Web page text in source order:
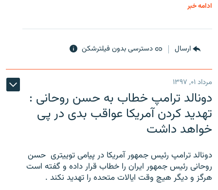
ادامه خبر
ارسال دسترسی بدون فیلترشکن
مرداد ۰۱, ۱۳۹۷
دونالد ترامپ خطاب به حسن روحانی :
تهدید کردن آمریکا عواقب بدی در پی
خواهد داشت
دونالد ترامپ رئیس جمهور آمریکا در پیامی توییتری ‌ حسن
روحانی رئیس جمهور ایران را خطاب قرار داده و گفته است
هرگز و دیگر هیچ وقت ایالات متحده را تهدید نکند .